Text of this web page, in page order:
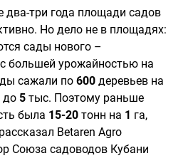
два-три года площади садов
Но дело не в площадях:
сады нового –
большей урожайностью на
сажали по 600 деревьев на
до 5 тыс. Поэтому раньше
была 15-20 тонн на 1 га,
Betaren Agro
Союза садоводов Кубани